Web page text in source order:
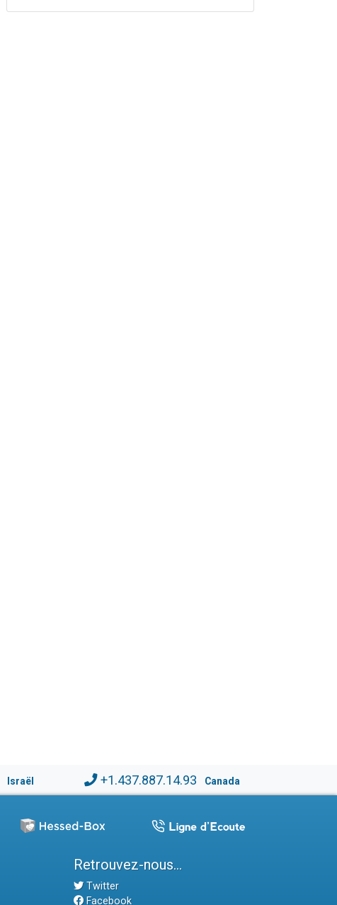
Israël +1.437.887.14.93 Canada
Retrouvez-nous...
Twitter
Facebook